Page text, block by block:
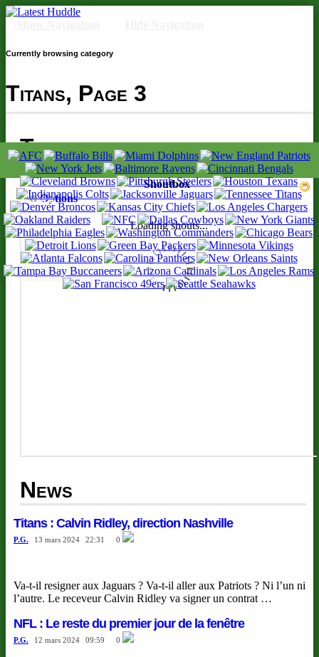
Accueil
News
Saison 2025
Calendrier / Classement
NFL
Draft/Combine
Encyclopédie
Currently browsing category
Titans, Page 3
Tchat
News
Titans : Calvin Ridley, direction Nashville
P.G. 13 mars 2024 22:31 0
Va-t-il resigner aux Jaguars ? Va-t-il aller aux Patriots ? Ni l’un ni
l’autre. Le receveur Calvin Ridley va signer un contrat …
NFL : Le reste du premier jour de la fenêtre
P.G. 12 mars 2024 09:59 0